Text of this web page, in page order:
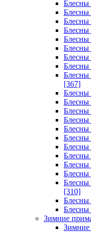
Блесны
Блесны
Блесны
Блесны
Блесны
Блесны
Блесны
[367]
Блесны
Блесны
Блесны
Блесны
Блесны
Блесны
Блесны
Блесны
[310]
Блесны
Зимние
Зимние